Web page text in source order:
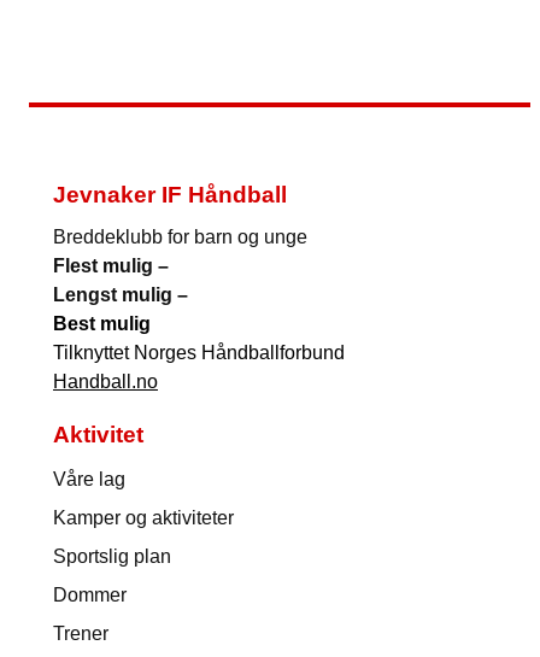
Jevnaker IF Håndball
Breddeklubb for barn og unge
Flest mulig –
Lengst mulig –
Best mulig
Tilknyttet Norges Håndballforbund
Handball.no
Aktivitet
Våre lag
Kamper og aktiviteter
Sportslig plan
Dommer
Trener